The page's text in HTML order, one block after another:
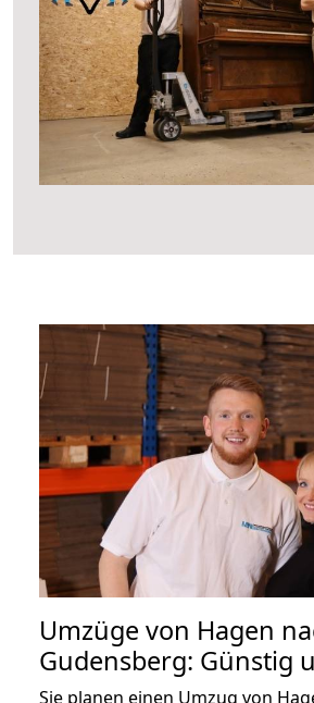
Umzüge von Hagen
Gudensberg: Günstig
Sie planen einen Umzug von